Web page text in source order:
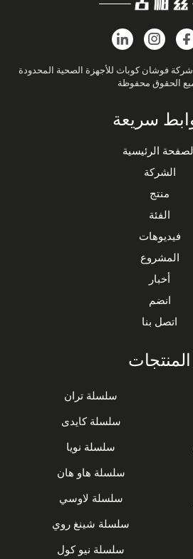
الحقوق محفوظة
سريعة
الرئيسية
الشركة
منتج
الفئة
فيديوهات
المشروع
أخبار
انضم
اتصل بنا
المنتجات
سلسلة تران
سلسلة كايدى
سلسلة نويا
سلسلة هاو هان
سلسلة لاوسي
سلسلة شينغ روي
سلسلة نيو كول